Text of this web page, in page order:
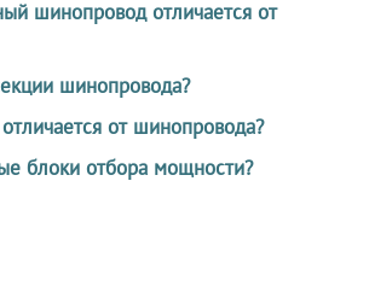
шинопровод отличается от
шинопровода?
от шинопровода?
блоки отбора мощности?